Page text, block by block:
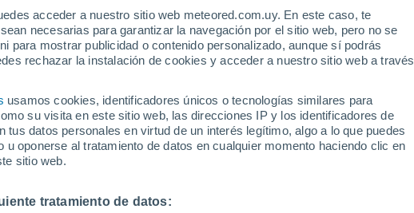
acceder a nuestro sitio web meteored.com.uy. En este caso, te
necesarias para garantizar la navegación por el sitio web, pero no se
para mostrar publicidad o contenido personalizado, aunque sí podrás
rechazar la instalación de cookies y acceder a nuestro sitio web a través
usamos cookies, identificadores únicos o tecnologías similares para
su visita en este sitio web, las direcciones IP y los identificadores de
datos personales en virtud de un interés legítimo, algo a lo que puedes
oponerse al tratamiento de datos en cualquier momento haciendo clic en
sitio web.
tratamiento de datos:
32°
Nacozari De
Agua Prieta
39°
23°
Magdalena
De Kino
29°
Heroica
Caborca
Heroica
Nogales
42°
29°
Hermosillo
37°
24°
36°
22°
Villa